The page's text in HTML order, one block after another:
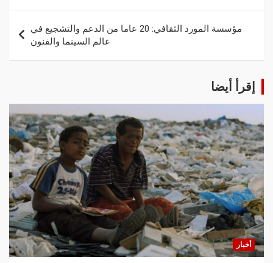
مؤسسة المورد الثقافي: 20 عاما من الدعم والتشجيع في
عالم السينما والفنون
إقرأ أيضا
أخبار